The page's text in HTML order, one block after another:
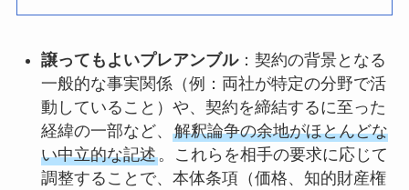
譲ってもよいプレアンブル：契約の背景となる
一般的な事実関係（例：両社が特定の分野で活
動していること）や、契約を締結するに至った
経緯の一部など、 解釈論争の余地がほとんどな
い中立的な記述。これらを相手の要求に応じて
調整することで、本体条項（価格、知的財産権